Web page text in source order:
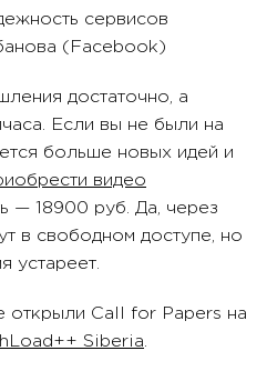
сервисов
(Facebook)
достаточно, а
Если вы не были на
больше новых идей и
видео
— 18900 руб. Да, через
в свободном доступе, но
устареет.
открыли Call for Papers на
Siberia